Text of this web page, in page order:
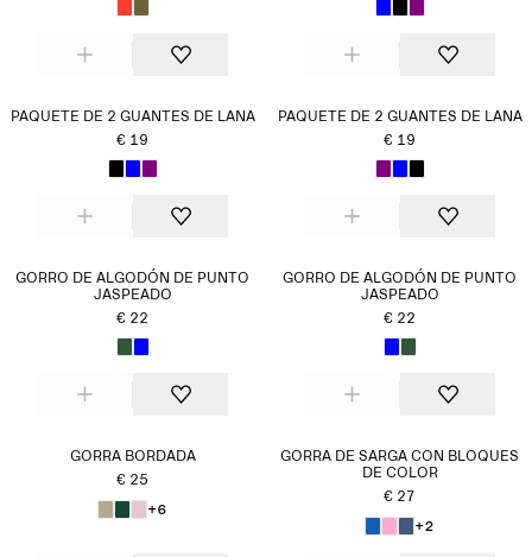
PAQUETE DE 2 GUANTES DE LANA
€ 19
PAQUETE DE 2 GUANTES DE LANA
€ 19
GORRO DE ALGODÓN DE PUNTO
JASPEADO
€ 22
GORRO DE ALGODÓN DE PUNTO
JASPEADO
€ 22
GORRA BORDADA
€ 25
+6
GORRA DE SARGA CON BLOQUES
DE COLOR
€ 27
+2